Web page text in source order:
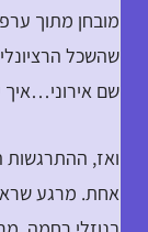
מובחן מתוך
שהשכל
שם
ואז,
אחת. מרגע